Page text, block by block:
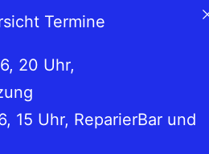
Termine
20 Uhr,
15 Uhr, ReparierBar und